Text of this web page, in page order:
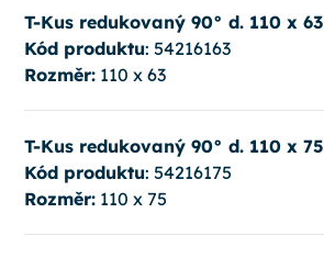
T-Kus redukovaný 90° d. 110 x 63
Kód produktu: 54216163
Rozměr:110 x 63
T-Kus redukovaný 90° d. 110 x 75
Kód produktu: 54216175
Rozměr:110 x 75